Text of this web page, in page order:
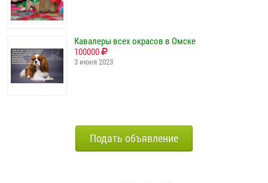
Кавалеры всех окрасов в Омске
100000
3 июня 2023
Подать объявление